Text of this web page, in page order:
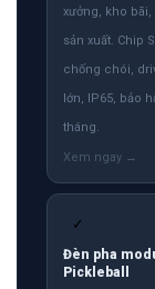
xưởng, kho bãi,
sản xuất. Chip
chống chói,
lớn, IP65, bảo
tháng.
✓
Đèn pha
Pickleball